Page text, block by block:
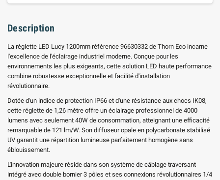
Description
La réglette LED Lucy 1200mm référence 96630332 de Thorn Eco incarne
l'excellence de l'éclairage industriel moderne. Conçue pour les
environnements les plus exigeants, cette solution LED haute performance
combine robustesse exceptionnelle et facilité d'installation
révolutionnaire.
Dotée d'un indice de protection IP66 et d'une résistance aux chocs IK08,
cette réglette de 1,26 mètre offre un éclairage professionnel de 4000
lumens avec seulement 40W de consommation, atteignant une efficacité
remarquable de 121 lm/W. Son diffuseur opale en polycarbonate stabilisé
UV garantit une répartition lumineuse parfaitement homogène sans
éblouissement.
L'innovation majeure réside dans son système de câblage traversant
intégré avec double bornier 3 pôles et ses connexions révolutionnaires 1/4